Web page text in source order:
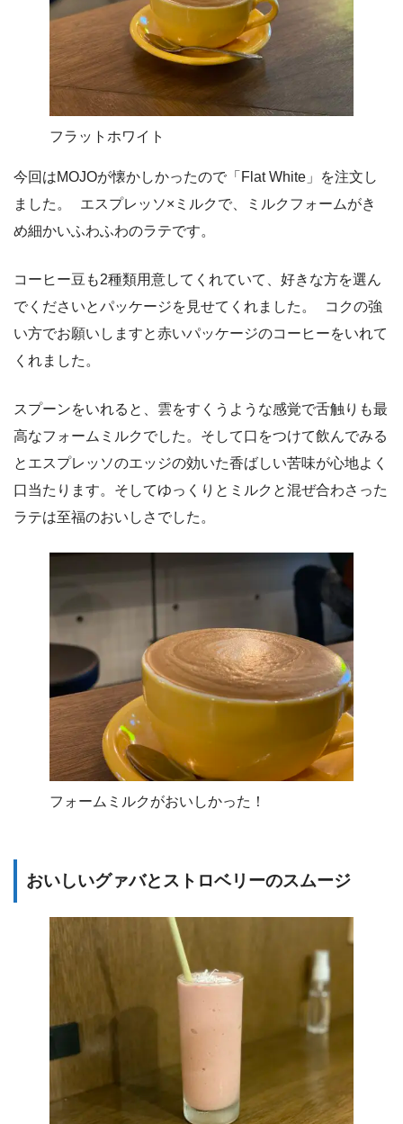
フラットホワイト
今回はMOJOが懐かしかったので「Flat White」を注文し
ました。 エスプレッソ×ミルクで、ミルクフォームがき
め細かいふわふわのラテです。
コーヒー豆も2種類用意してくれていて、好きな方を選ん
でくださいとパッケージを見せてくれました。 コクの強
い方でお願いしますと赤いパッケージのコーヒーをいれて
くれました。
スプーンをいれると、雲をすくうような感覚で舌触りも最
高なフォームミルクでした。そして口をつけて飲んでみる
とエスプレッソのエッジの効いた香ばしい苦味が心地よく
口当たります。そしてゆっくりとミルクと混ぜ合わさった
ラテは至福のおいしさでした。
フォームミルクがおいしかった！
おいしいグァバとストロベリーのスムージ